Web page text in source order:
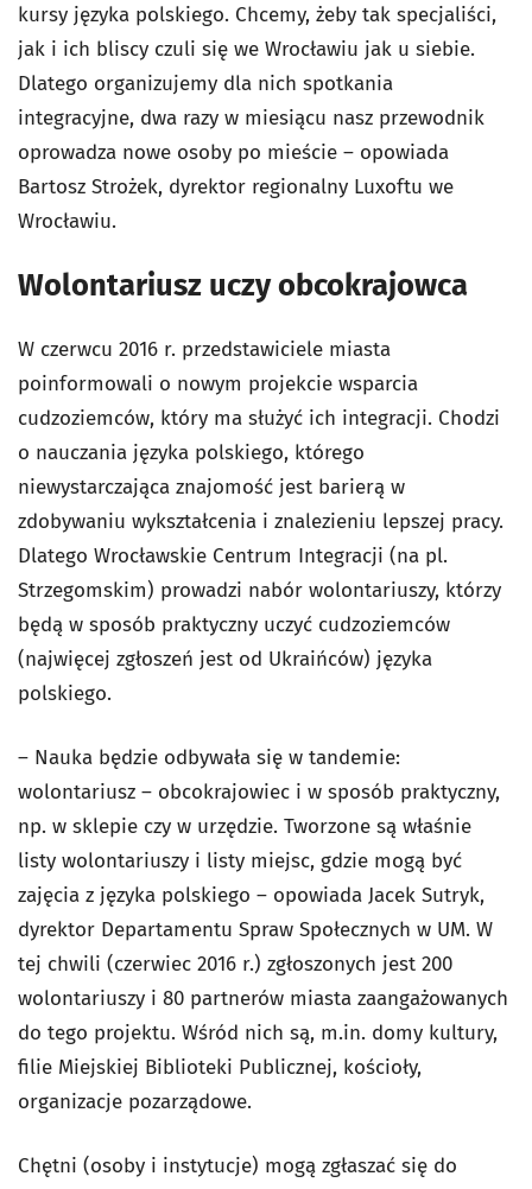
kursy języka polskiego. Chcemy, żeby tak specjaliści,
jak i ich bliscy czuli się we Wrocławiu jak u siebie.
Dlatego organizujemy dla nich spotkania
integracyjne, dwa razy w miesiącu nasz przewodnik
oprowadza nowe osoby po mieście – opowiada
Bartosz Strożek, dyrektor regionalny Luxoftu we
Wrocławiu.
Wolontariusz uczy obcokrajowca
W czerwcu 2016 r. przedstawiciele miasta
poinformowali o nowym projekcie wsparcia
cudzoziemców, który ma służyć ich integracji. Chodzi
o nauczania języka polskiego, którego
niewystarczająca znajomość jest barierą w
zdobywaniu wykształcenia i znalezieniu lepszej pracy.
Dlatego Wrocławskie Centrum Integracji (na pl.
Strzegomskim) prowadzi nabór wolontariuszy, którzy
będą w sposób praktyczny uczyć cudzoziemców
(najwięcej zgłoszeń jest od Ukraińców) języka
polskiego.
– Nauka będzie odbywała się w tandemie:
wolontariusz – obcokrajowiec i w sposób praktyczny,
np. w sklepie czy w urzędzie. Tworzone są właśnie
listy wolontariuszy i listy miejsc, gdzie mogą być
zajęcia z języka polskiego – opowiada Jacek Sutryk,
dyrektor Departamentu Spraw Społecznych w UM. W
tej chwili (czerwiec 2016 r.) zgłoszonych jest 200
wolontariuszy i 80 partnerów miasta zaangażowanych
do tego projektu. Wśród nich są, m.in. domy kultury,
filie Miejskiej Biblioteki Publicznej, kościoły,
organizacje pozarządowe.
Chętni (osoby i instytucje) mogą zgłaszać się do